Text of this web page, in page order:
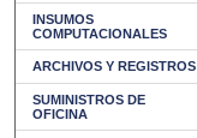
INSUMOS
COMPUTACIONALES
ARCHIVOS Y REGISTROS
SUMINISTROS DE
OFICINA